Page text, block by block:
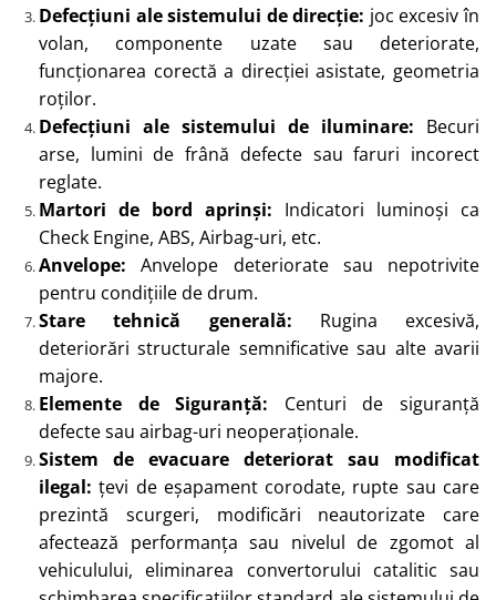
Defecțiuni ale sistemului de direcție: joc excesiv în
volan, componente uzate sau deteriorate,
funcționarea corectă a direcției asistate, geometria
roților.
Defecțiuni ale sistemului de iluminare: Becuri
arse, lumini de frână defecte sau faruri incorect
reglate.
Martori de bord aprinși: Indicatori luminoși ca
Check Engine, ABS, Airbag-uri, etc.
Anvelope: Anvelope deteriorate sau nepotrivite
pentru condițiile de drum.
Stare tehnică generală: Rugina excesivă,
deteriorări structurale semnificative sau alte avarii
majore.
Elemente de Siguranță: Centuri de siguranță
defecte sau airbag-uri neoperaționale.
Sistem de evacuare deteriorat sau modificat
ilegal: țevi de eșapament corodate, rupte sau care
prezintă scurgeri, modificări neautorizate care
afectează performanța sau nivelul de zgomot al
vehiculului, eliminarea convertorului catalitic sau